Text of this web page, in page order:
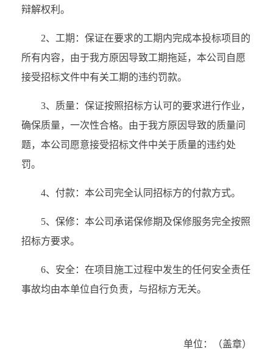
辩解权利。
2、工期：保证在要求的工期内完成本投标项目的
所有内容，由于我方原因导致工期拖延，本公司自愿
接受招标文件中有关工期的违约罚款。
3、质量：保证按照招标方认可的要求进行作业，
确保质量，一次性合格。由于我方原因导致的质量问
题，本公司愿意接受招标文件中关于质量的违约处
罚。
4、付款：本公司完全认同招标方的付款方式。
5、保修：本公司承诺保修期及保修服务完全按照
招标方要求。
6、安全：在项目施工过程中发生的任何安全责任
事故均由本单位自行负责，与招标方无关。
单位：（盖章）